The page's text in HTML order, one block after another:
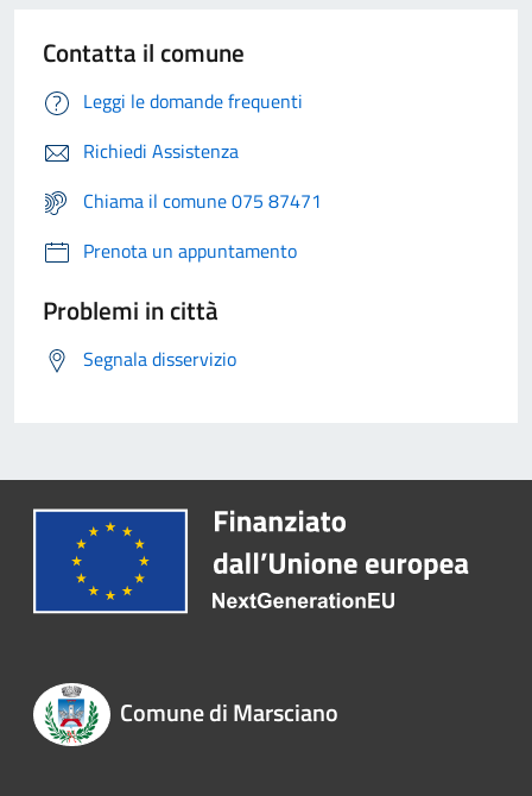
Contatta il comune
Leggi le domande frequenti
Richiedi Assistenza
Chiama il comune 075 87471
Prenota un appuntamento
Problemi in città
Segnala disservizio
Comune di Marsciano